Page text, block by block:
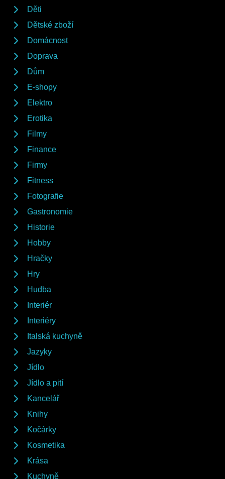
Děti
Dětské zboží
Domácnost
Doprava
Dům
E-shopy
Elektro
Erotika
Filmy
Finance
Firmy
Fitness
Fotografie
Gastronomie
Historie
Hobby
Hračky
Hry
Hudba
Interiér
Interiéry
Italská kuchyně
Jazyky
Jídlo
Jídlo a pití
Kancelář
Knihy
Kočárky
Kosmetika
Krása
Kuchyně